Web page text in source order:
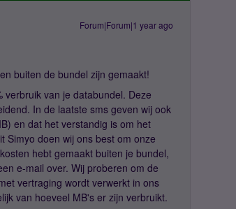
Forum|Forum|1 year ago
buiten de bundel zijn gemaakt!
verbruik van je databundel. Deze
In de laatste sms geven wij ook
en dat het verstandig is om het
Simyo doen wij ons best om onze
hebt gemaakt buiten je bundel,
e-mail over. Wij proberen om de
vertraging wordt verwerkt in ons
van hoeveel MB's er zijn verbruikt.